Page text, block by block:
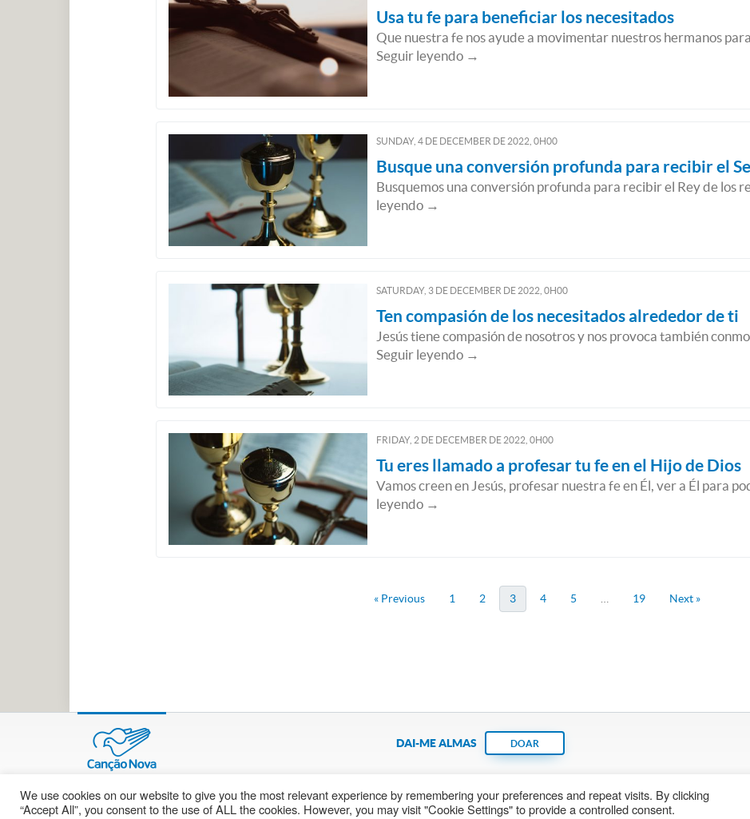
Usa tu fe para beneficiar los necesitados
Que nuestra fe nos ayude a movimentar nuestros hermanos
Seguir leyendo →
SUNDAY, 4DEDECEMBER DE2022, 0H00
Busque una conversión profunda para recibir el
Busquemos una conversión profunda para recibir el Rey de los
leyendo →
SATURDAY, 3DEDECEMBER DE2022, 0H00
Ten compasión de los necesitados alrededor de ti
Jesús tiene compasión de nosotros y nos provoca también
Seguir leyendo →
FRIDAY, 2 DEDECEMBER DE2022, 0H00
Tu eres llamado a profesar tu fe en el Hijo de Dios
Vamos creen en Jesús, profesar nuestra fe en Él, ver a Él para
leyendo →
« Previous 1 2 3 4 5 19 Next »
DAI-ME ALMAS DOAR
Fundação João Paulo II Pedido de Oração Mapa do
cancaonova.com© 2002 – 2026
Todos os direitos reservados.
We use cookies on our website to give you the most relevant experience by remembering your preferences and repeat visits. By clicking
“Accept All”, you consent to the use of ALL the cookies. However, you may visit "Cookie Settings" to provide a controlled consent.